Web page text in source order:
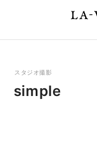
スタジオ撮影
simple